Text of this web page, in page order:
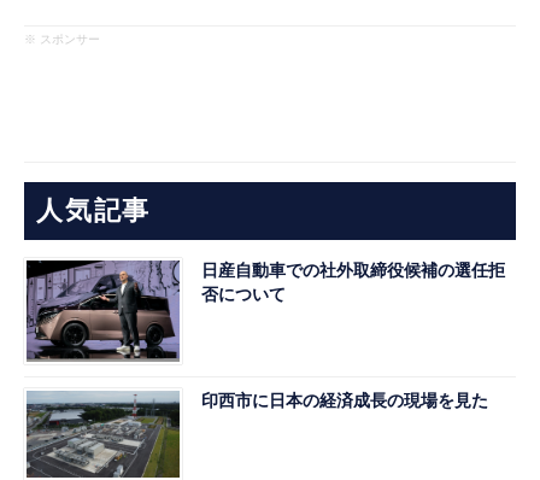
※ スポンサー
人気記事
日産自動車での社外取締役候補の選任拒
否について
印西市に日本の経済成長の現場を見た